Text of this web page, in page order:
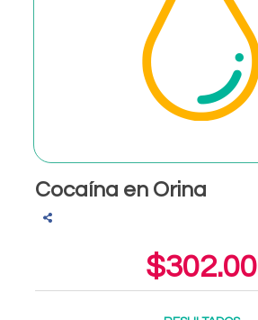
Cocaína en Orina
$302.00